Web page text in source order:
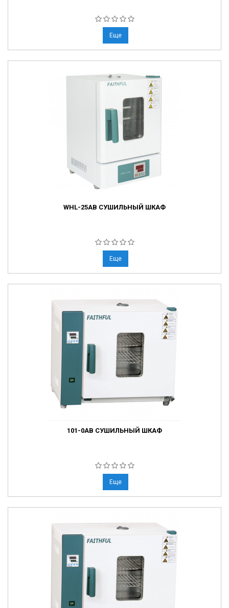
Еще
WHL-25AB СУШИЛЬНЫЙ ШКАФ
Еще
101-0AB СУШИЛЬНЫЙ ШКАФ
Еще